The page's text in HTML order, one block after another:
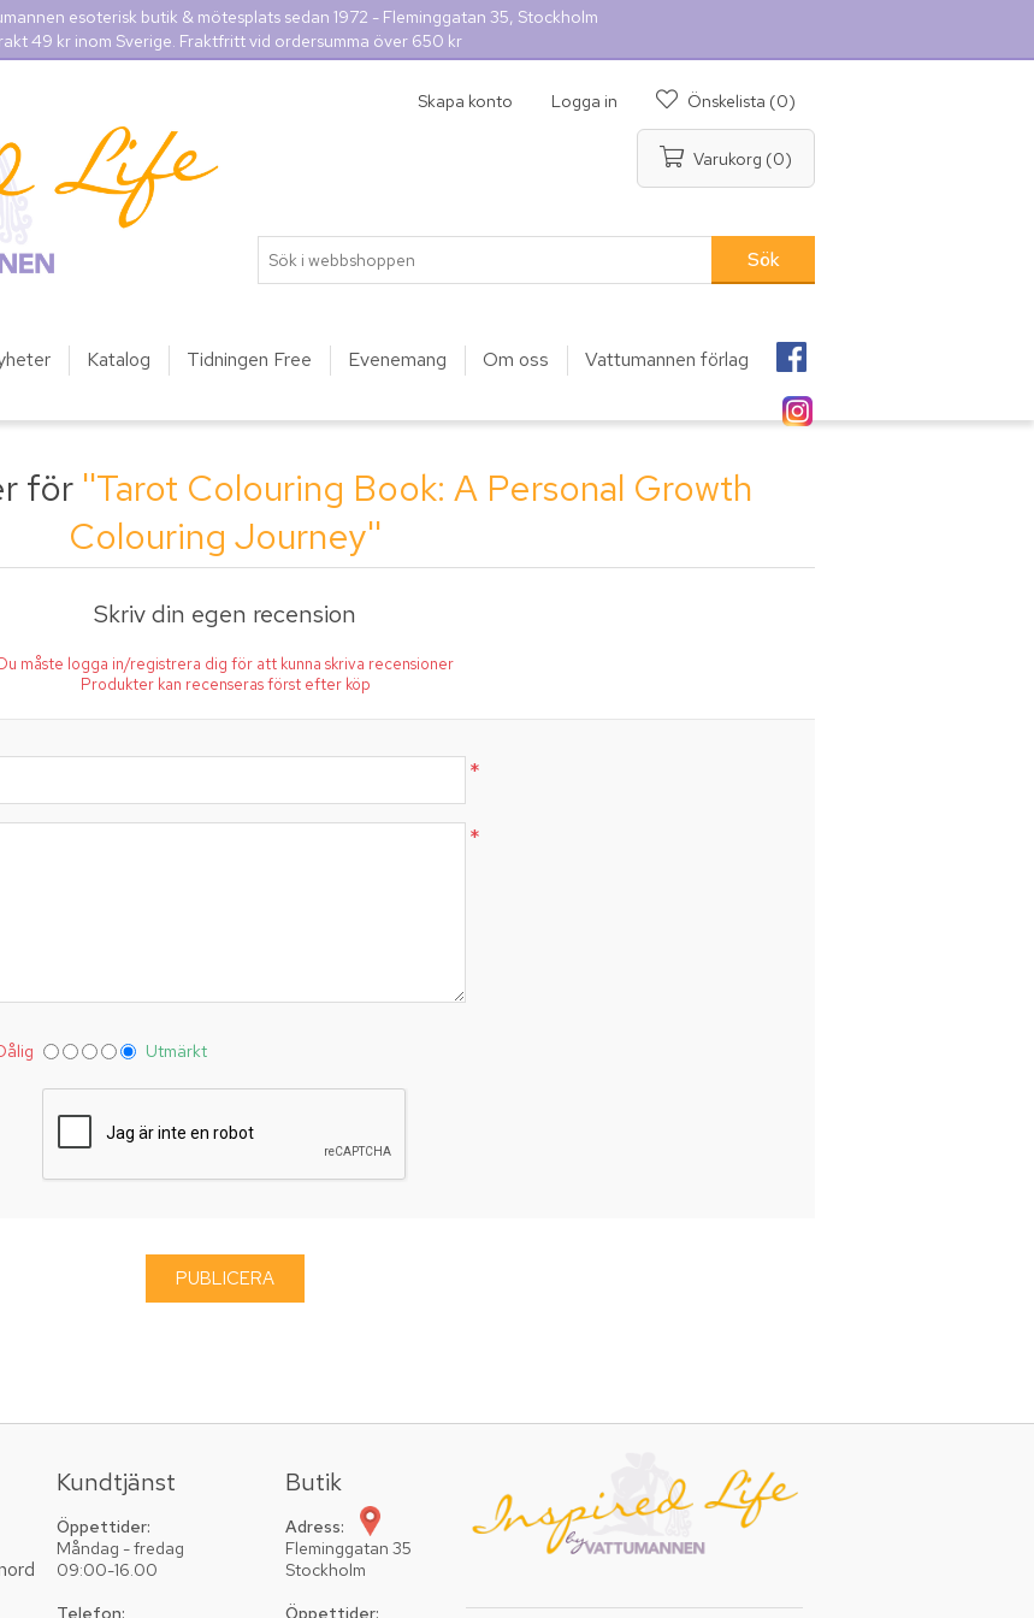
esoterisk butik & mötesplats sedan 1972 - Fleminggatan 35, Stockholm
49 kr inom Sverige. Fraktfritt vid ordersumma över 650 kr
Skapa konto Logga in Önskelista (0)
Varukorg (0)
Katalog Tidningen Free Evenemang Om oss Vattumannen förlag
för Tarot Colouring Book: A Personal Growth
Colouring Journey
Skriv din egen recension
måste logga in/registrera dig för att kunna skriva recensioner
Produkter kan recenseras först efter köp
*
*
Utmärkt
Kundtjänst
Öppettider:
Måndag - fredag
09:00-16.00
Telefon:
Butik
Adress:
Fleminggatan 35
Stockholm
Öppettider: